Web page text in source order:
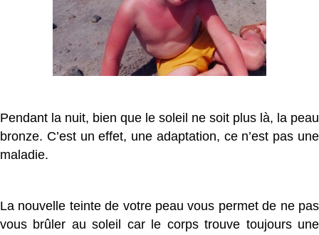
Pendant la nuit, bien que le soleil ne soit plus là, la peau
bronze. C’est un effet, une adaptation, ce n’est pas une
maladie.
La nouvelle teinte de votre peau vous permet de ne pas
vous brûler au soleil car le corps trouve toujours une